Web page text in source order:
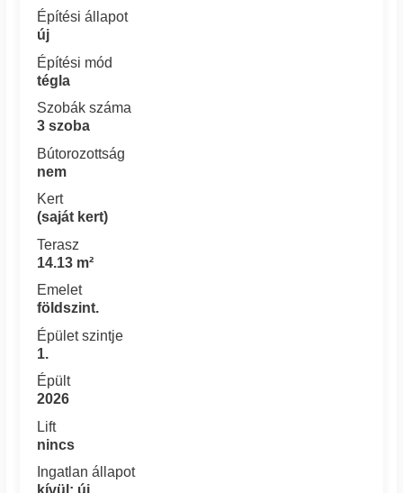
Építési állapot
új
Építési mód
tégla
Szobák száma
3 szoba
Bútorozottság
nem
Kert
(saját kert)
Terasz
14.13 m²
Emelet
földszint.
Épület szintje
1.
Épült
2026
Lift
nincs
Ingatlan állapot